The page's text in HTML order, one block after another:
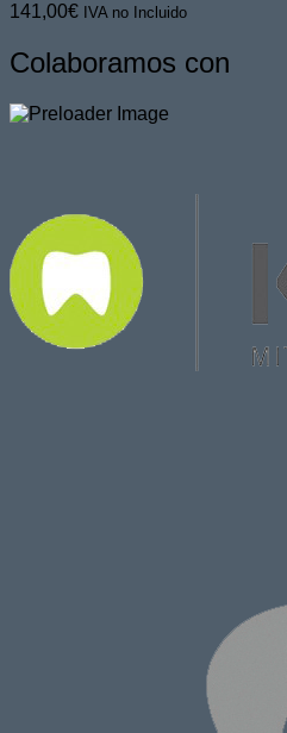
141,00€ IVA no Incluido
Colaboramos con